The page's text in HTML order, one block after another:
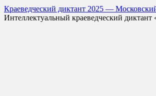
Краеведческий диктант 2025 —
Интеллектуальный краеведческий диктант